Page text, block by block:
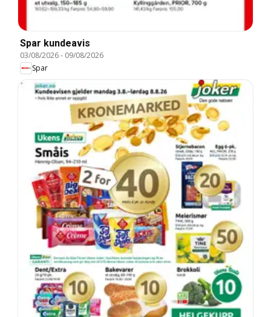
Spar kundeavis
03/08/2026- 09/08/2026
Spar